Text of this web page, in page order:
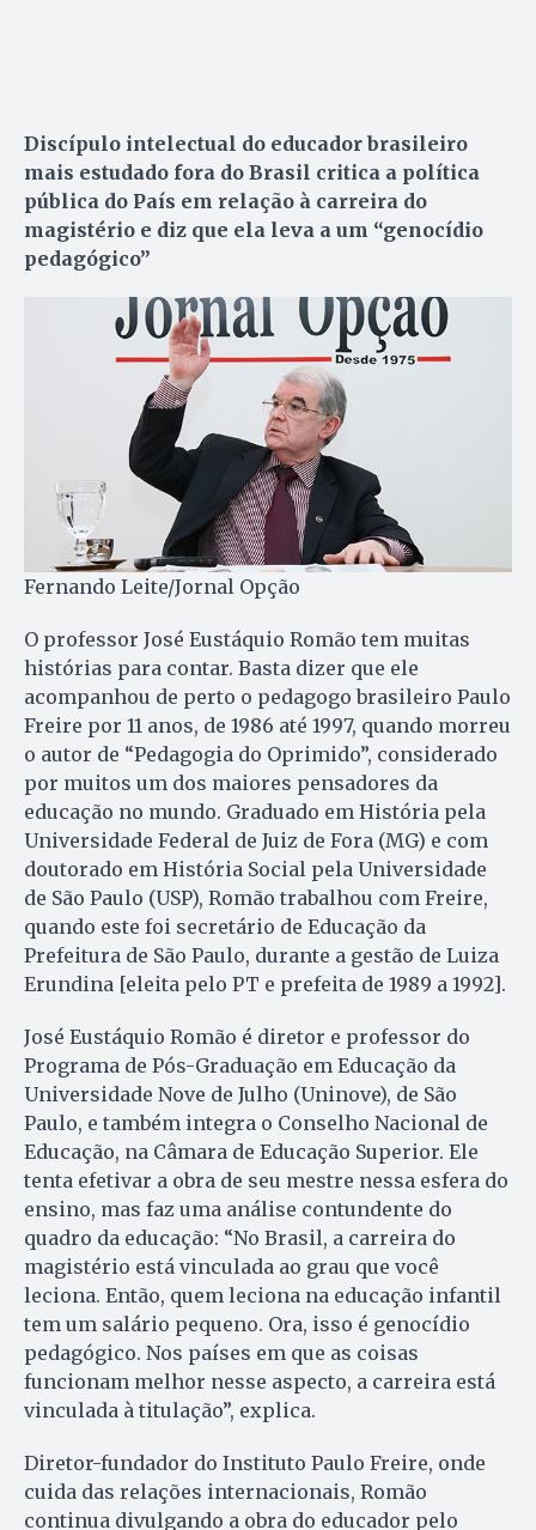
Discípulo intelectual do educador brasileiro
mais estudado fora do Brasil critica a política
pública do País em relação à carreira do
magistério e diz que ela leva a um “genocídio
pedagógico”
Fernando Leite/Jornal Opção
O professor José Eustáquio Ro­mão tem muitas
histórias para contar. Basta dizer que ele
acompanhou de perto o pedagogo brasileiro Paulo
Freire por 11 anos, de 1986 até 1997, quando morreu
o autor de “Pedagogia do Oprimido”, considerado
por muitos um dos maiores pensadores da
educação no mundo. Graduado em História pela
Universidade Federal de Juiz de Fora (MG) e com
doutorado em His­tó­ria Social pela Universidade
de São Paulo (USP), Romão trabalhou com Freire,
quando este foi secretário de Educação da
Prefeitura de São Paulo, durante a gestão de Luiza
Erundina [eleita pelo PT e prefeita de 1989 a 1992].
José Eustáquio Romão é diretor e professor do
Programa de Pós-Graduação em Educação da
Universidade Nove de Julho (Uninove), de São
Paulo, e também integra o Conselho Nacional de
Educação, na Câmara de Educação Superior. Ele
tenta efetivar a obra de seu mestre nessa esfera do
ensino, mas faz uma análise contundente do
quadro da educação: “No Brasil, a carreira do
magistério está vinculada ao grau que você
leciona. Então, quem leciona na educação infantil
tem um salário pequeno. Ora, isso é genocídio
pedagógico. Nos países em que as coisas
funcionam melhor nesse aspecto, a carreira está
vinculada à titulação”, explica.
Diretor-fundador do Instituto Paulo Freire, onde
cuida das relações internacionais, Romão
continua divulgando a obra do educador pelo